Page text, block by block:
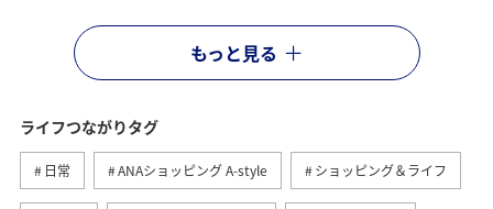
もっと見る
ライフつながりタグ
日常 ANAショッピング A-style ショッピング＆ライフ